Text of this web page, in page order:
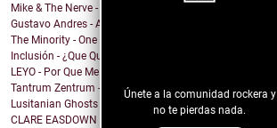
Únete a la comunidad rockera y
no te pierdas nada.
Mike & The Nerve - Fool's Gold, False Idols
Gustavo Andres - AiRA
The Minority - One Of A Kind
Inclusión - ¿Que Quieres de Mí?
LEYO - Por Que Me Haces Llorar
Tantrum Zentrum - Don't Be A Fascist
Lusitanian Ghosts - September
CLARE EASDOWN - I Break